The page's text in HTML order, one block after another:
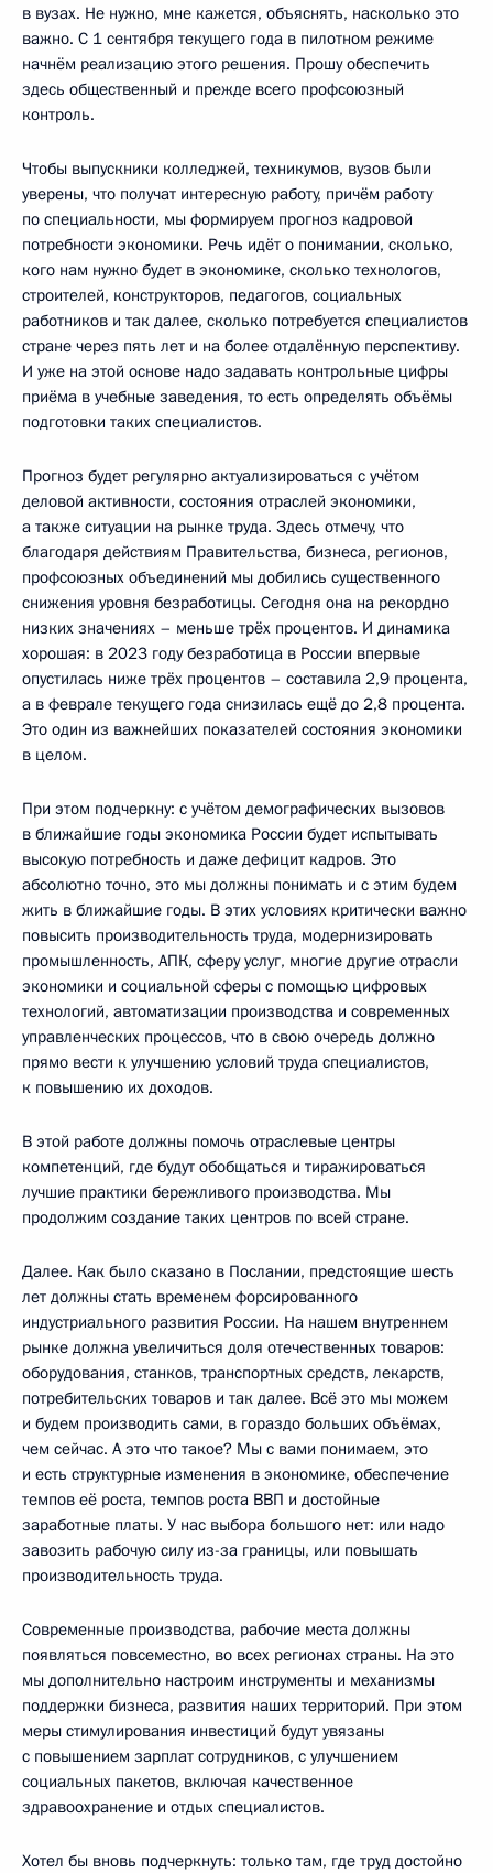
в вузах. Не нужно, мне кажется, объяснять, насколько это
важно. С 1 сентября текущего года в пилотном режиме
начнём реализацию этого решения. Прошу обеспечить
здесь общественный и прежде всего профсоюзный
контроль.
Чтобы выпускники колледжей, техникумов, вузов были
уверены, что получат интересную работу, причём работу
по специальности, мы формируем прогноз кадровой
потребности экономики. Речь идёт о понимании, сколько,
кого нам нужно будет в экономике, сколько технологов,
строителей, конструкторов, педагогов, социальных
работников и так далее, сколько потребуется специалистов
стране через пять лет и на более отдалённую перспективу.
И уже на этой основе надо задавать контрольные цифры
приёма в учебные заведения, то есть определять объёмы
подготовки таких специалистов.
Прогноз будет регулярно актуализироваться с учётом
деловой активности, состояния отраслей экономики,
а также ситуации на рынке труда. Здесь отмечу, что
благодаря действиям Правительства, бизнеса, регионов,
профсоюзных объединений мы добились существенного
снижения уровня безработицы. Сегодня она на рекордно
низких значениях – меньше трёх процентов. И динамика
хорошая: в 2023 году безработица в России впервые
опустилась ниже трёх процентов – составила 2,9 процента,
а в феврале текущего года снизилась ещё до 2,8 процента.
Это один из важнейших показателей состояния экономики
в целом.
При этом подчеркну: с учётом демографических вызовов
в ближайшие годы экономика России будет испытывать
высокую потребность и даже дефицит кадров. Это
абсолютно точно, это мы должны понимать и с этим будем
жить в ближайшие годы. В этих условиях критически важно
повысить производительность труда, модернизировать
промышленность, АПК, сферу услуг, многие другие отрасли
экономики и социальной сферы с помощью цифровых
технологий, автоматизации производства и современных
управленческих процессов, что в свою очередь должно
прямо вести к улучшению условий труда специалистов,
к повышению их доходов.
В этой работе должны помочь отраслевые центры
компетенций, где будут обобщаться и тиражироваться
лучшие практики бережливого производства. Мы
продолжим создание таких центров по всей стране.
Далее. Как было сказано в Послании, предстоящие шесть
лет должны стать временем форсированного
индустриального развития России. На нашем внутреннем
рынке должна увеличиться доля отечественных товаров:
оборудования, станков, транспортных средств, лекарств,
потребительских товаров и так далее. Всё это мы можем
и будем производить сами, в гораздо больших объёмах,
чем сейчас. А это что такое? Мы с вами понимаем, это
и есть структурные изменения в экономике, обеспечение
темпов её роста, темпов роста ВВП и достойные
заработные платы. У нас выбора большого нет: или надо
завозить рабочую силу из-за границы, или повышать
производительность труда.
Современные производства, рабочие места должны
появляться повсеместно, во всех регионах страны. На это
мы дополнительно настроим инструменты и механизмы
поддержки бизнеса, развития наших территорий. При этом
меры стимулирования инвестиций будут увязаны
с повышением зарплат сотрудников, с улучшением
социальных пакетов, включая качественное
здравоохранение и отдых специалистов.
Хотел бы вновь подчеркнуть: только там, где труд достойно